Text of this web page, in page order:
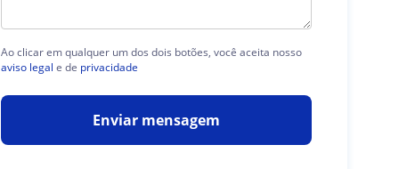
Ao clicar em qualquer um dos dois botões, você aceita nosso
aviso legal e de privacidade
Enviar mensagem